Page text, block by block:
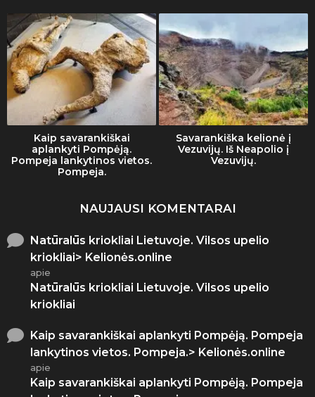
Kaip savarankiškai
aplankyti Pompėją.
Pompeja lankytinos vietos.
Pompeja.
Savarankiška kelionė į
Vezuvijų. Iš Neapolio į
Vezuvijų.
NAUJAUSI KOMENTARAI
Natūralūs kriokliai Lietuvoje. Vilsos upelio
kriokliai> Kelionės.online
apie
Natūralūs kriokliai Lietuvoje. Vilsos upelio
kriokliai
Kaip savarankiškai aplankyti Pompėją. Pompeja
lankytinos vietos. Pompeja.> Kelionės.online
apie
Kaip savarankiškai aplankyti Pompėją. Pompeja